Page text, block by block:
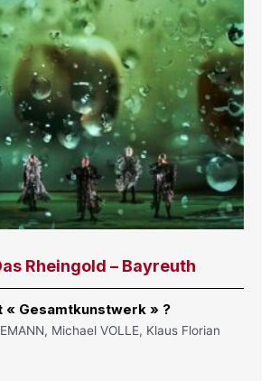
Rheingold – Bayreuth
« Gesamtkunstwerk » ?
Michael VOLLE, Klaus Florian